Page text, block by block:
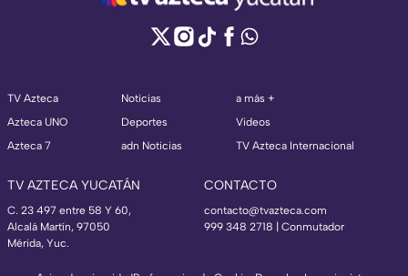
TV Azteca
Azteca UNO
Azteca 7
Noticias
Deportes
adn Noticias
a más +
Videos
TV Azteca Internacional
TV AZTECA YUCATÁN
C. 23 497 entre 58 Y 60,
Alcalá Martín, 97050
Mérida, Yuc.
CONTACTO
contacto@tvazteca.com
999 348 2718 | Conmutador